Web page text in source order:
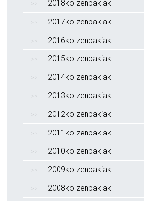
2018ko zenbakiak
2017ko zenbakiak
2016ko zenbakiak
2015ko zenbakiak
2014ko zenbakiak
2013ko zenbakiak
2012ko zenbakiak
2011ko zenbakiak
2010ko zenbakiak
2009ko zenbakiak
2008ko zenbakiak